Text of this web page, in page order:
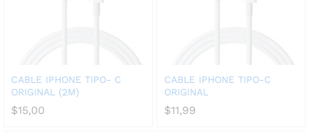
CABLE IPHONE TIPO- C
ORIGINAL (2M)
$15,00
CABLE IPHONE TIPO-C
ORIGINAL
$11,99